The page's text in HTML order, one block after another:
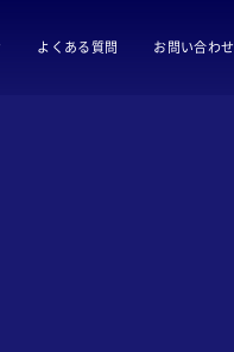
よくある質問 お問い合わせ